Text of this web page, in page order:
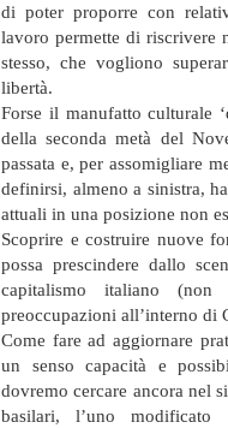
di poter proporre con
lavoro permette di riscrivere
stesso, che vogliono
libertà.
Forse il manufatto culturale
della seconda metà del
passata e, per assomigliare
definirsi, almeno a sinistra,
attuali in una posizione non
Scoprire e costruire nuove
possa prescindere dallo
capitalismo italiano
preoccupazioni all’interno di
Come fare ad aggiornare
un senso capacità e
dovremo cercare ancora nel
basilari, l’uno modificato